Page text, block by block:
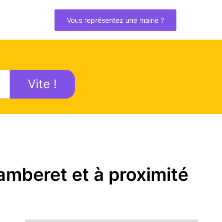
Vous représentez une mairie ?
Vite !
et à proximité